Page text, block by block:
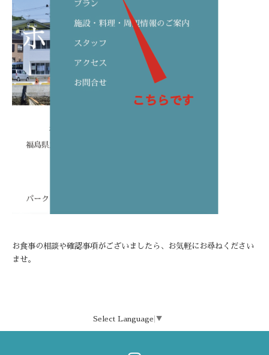
お食事の相談や確認事項がございましたら、お気軽にお尋ねください
ませ。
Select Language ▼